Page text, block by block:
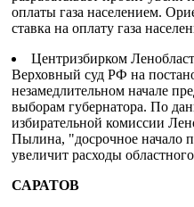
оплаты газа населением.
ставка на оплату газа
Центризбирком
Верховный суд РФ на
незамедлительном начале
выборам губернатора. По
избирательной комиссии
Пылина, "досрочное начало
увеличит расходы
САРАТОВ